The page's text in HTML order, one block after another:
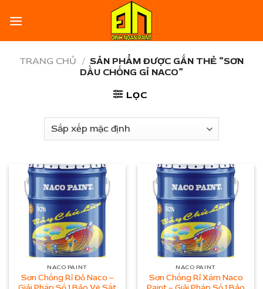
TRANG CHỦ / SẢN PHẨM ĐƯỢC GẮN THẺ “SƠN
DẦU CHỐNG GỈ NACO”
LỌC
NACO PAINT
Sơn Chống Rỉ Đỏ Naco –
NACO PAINT
Sơn Chống Rỉ Xám Naco